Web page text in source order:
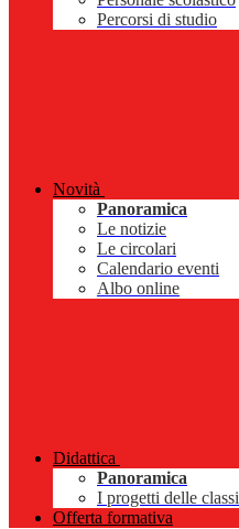
Percorsi di studio
Novità
Panoramica
Le notizie
Le circolari
Calendario eventi
Albo online
Didattica
Panoramica
I progetti delle classi
Offerta formativa